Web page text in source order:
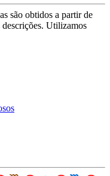
são obtidos a partir de
descrições. Utilizamos